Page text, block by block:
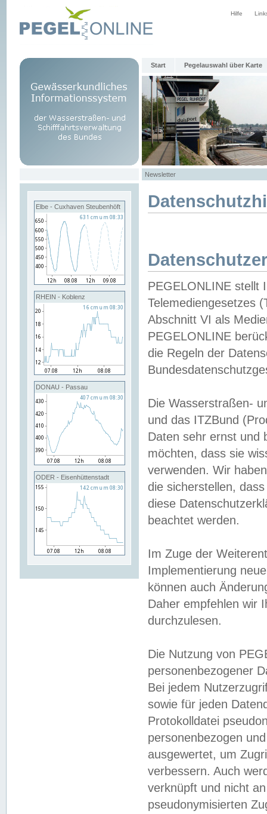
Hilfe
Start Pegelauswahl über Karte
Newsletter
Elbe - Cuxhaven Steubenhöft
RHEIN - Koblenz
DONAU - Passau
ODER - Eisenhüttenstadt
PEGELONLINE stellt
Telemediengesetzes
Abschnitt VI als
PEGELONLINE
die Regeln der
Die Wasserstraßen-
und das ITZBund
Daten sehr ernst und
möchten, dass sie
verwenden. Wir
die sicherstellen,
diese
beachtet werden.
Im Zuge der
Implementierung
können auch
Daher empfehlen wir
durchzulesen.
Die Nutzung von
personenbezogener
Bei jedem
sowie für jeden
Protokolldatei
personenbezogen
ausgewertet, um
verbessern. Auch
verknüpft und nicht
pseudonymisierten